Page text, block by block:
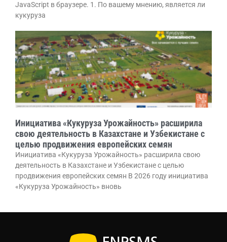
JavaScript в браузере. 1. По вашему мнению, является ли
кукуруза
Инициатива «Кукуруза Урожайность» расширила
свою деятельность в Казахстане и Узбекистане с
целью продвижения европейских семян
Инициатива «Кукуруза Урожайность» расширила свою
деятельность в Казахстане и Узбекистане с целью
продвижения европейских семян В 2026 году инициатива
«Кукуруза Урожайность» вновь